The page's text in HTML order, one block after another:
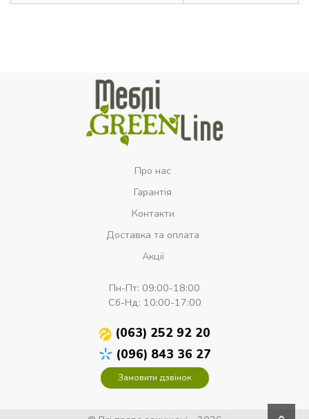
Про нас
Гарантія
Контакти
Доставка та оплата
Акції
Пн-Пт: 09:00-18:00
Сб-Нд: 10:00-17:00
(063) 252 92 20
(096) 843 36 27
Замовити дзвінок
›